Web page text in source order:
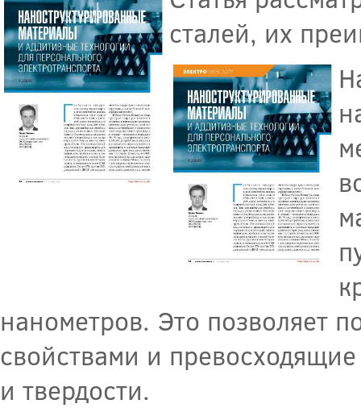
сталей, их
нанометров. Это позволяет
свойствами и
и твердости.